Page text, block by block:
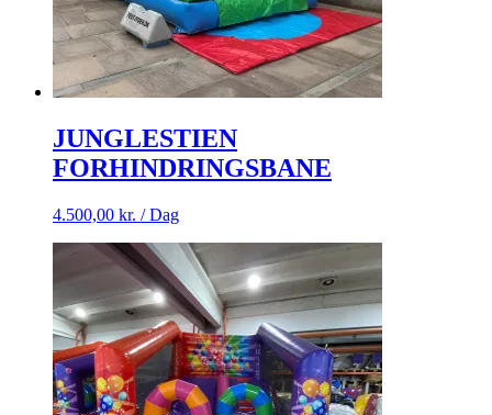
JUNGLESTIEN
FORHINDRINGSBANE
4.500,00 kr. / Dag